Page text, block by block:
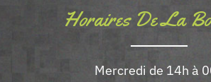
Horaires De La
Mercredi de 14h à